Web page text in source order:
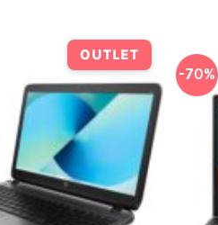
OUTLET
-70%